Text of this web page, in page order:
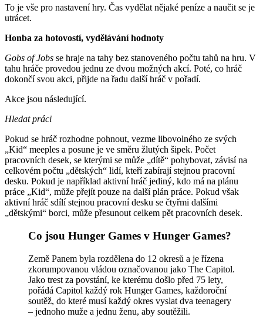
To je vše pro nastavení hry. Čas vydělat nějaké peníze a naučit se je
utrácet.
Honba za hotovostí, vydělávání hodnoty
Gobs of Jobs se hraje na tahy bez stanoveného počtu tahů na hru. V
tahu hráče provedou jednu ze dvou možných akcí. Poté, co hráč
dokončí svou akci, přijde na řadu další hráč v pořadí.
Akce jsou následující.
Hledat práci
Pokud se hráč rozhodne pohnout, vezme libovolného ze svých
„Kid“ meeples a posune je ve směru žlutých šipek. Počet
pracovních desek, se kterými se může „dítě“ pohybovat, závisí na
celkovém počtu „dětských“ lidí, kteří zabírají stejnou pracovní
desku. Pokud je například aktivní hráč jediný, kdo má na plánu
práce „Kid“, může přejít pouze na další plán práce. Pokud však
aktivní hráč sdílí stejnou pracovní desku se čtyřmi dalšími
„dětskými“ borci, může přesunout celkem pět pracovních desek.
Co jsou Hunger Games v Hunger Games?
Země Panem byla rozdělena do 12 okresů a je řízena
zkorumpovanou vládou označovanou jako The Capitol.
Jako trest za povstání, ke kterému došlo před 75 lety,
pořádá Capitol každý rok Hunger Games, každoroční
soutěž, do které musí každý okres vyslat dva teenagery
– jednoho muže a jednu ženu, aby soutěžili.